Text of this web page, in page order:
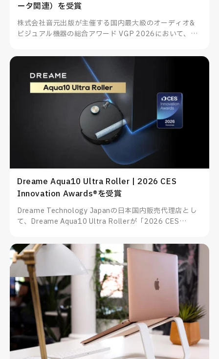
ータ関連）を受賞
株式会社音元出版が主催する国内最大級のオーディオ&
ビジュアル機器の総合アワード VGP 2026において、
ン・PC関連アクセサリー（データ関連）を受賞したこと
をお知らせいたします。
Dreame Aqua10 Ultra Roller | 2026 CES
Innovation Awards®を受賞
Dreame Technology Japanの日本国内販売代理店とし
て、Dreame Aqua10 Ultra Rollerが「2026 CES
します。